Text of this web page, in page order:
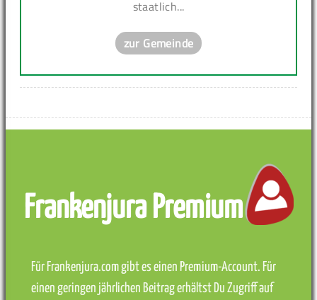
staatlich...
zur Gemeinde
Frankenjura Premium
Für Frankenjura.com gibt es einen Premium-Account. Für
einen geringen jährlichen Beitrag erhältst Du Zugriff auf